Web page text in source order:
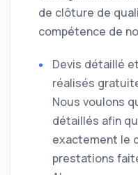
de clôture de
compétence de
Devis détaillé
réalisés
Nous voulons
détaillés afin
exactement le
prestations